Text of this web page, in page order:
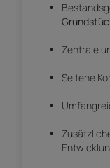
Zentrale
Seltene